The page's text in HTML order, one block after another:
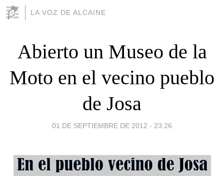
LA VOZ DE ALCAINE
Abierto un Museo de la
Moto en el vecino pueblo
de Josa
01 DE SEPTIEMBRE DE 2012 - 23:26